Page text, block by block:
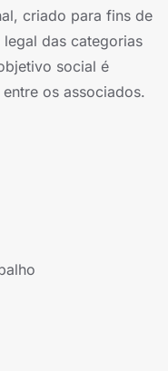
criado para fins de
das categorias
social é
os associados.